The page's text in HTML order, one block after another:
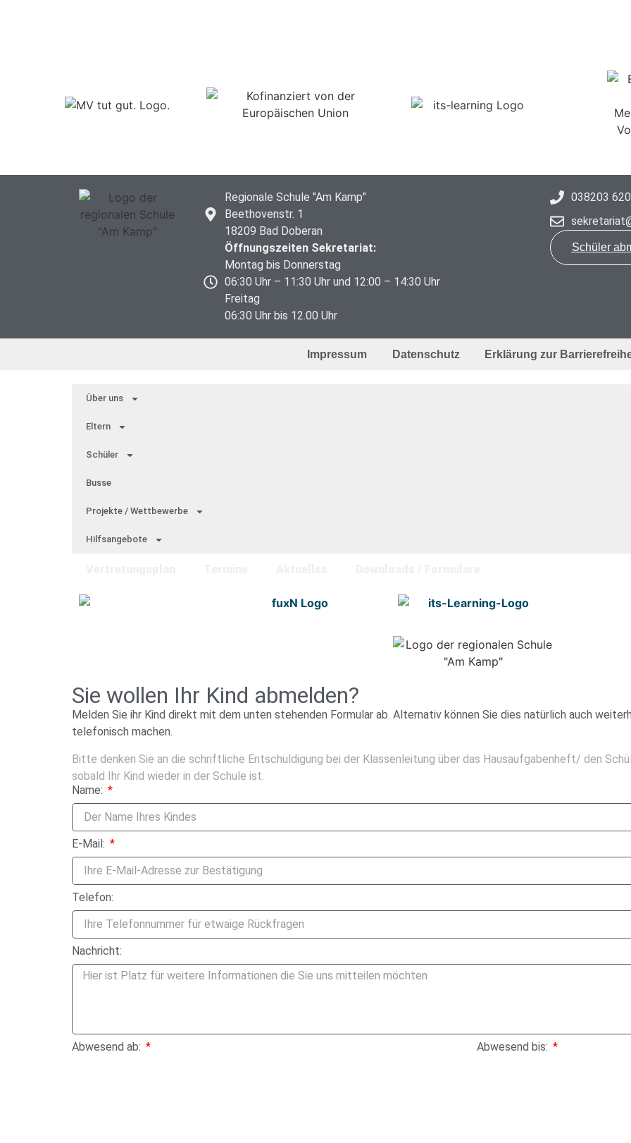
Regionale Schule "Am Kamp"
Beethovenstr. 1
18209 Bad Doberan
Öffnungszeiten Sekretariat:
Montag bis Donnerstag
06:30 Uhr – 11:30 Uhr und 12:00 – 14:30 Uhr
Freitag
06:30 Uhr bis 12.00 Uhr
038203
Schüler
Impressum Datenschutz Erklärung zur
Über uns
Eltern
Schü­ler
Bus­se
Pro­jek­te / Wett­be­wer­be
Hilfs­an­ge­bo­te
Sie wollen Ihr Kind abmelden?
Melden Sie ihr Kind direkt mit dem unten stehenden Formular ab. Alternativ können Sie dies natürlich auch
telefonisch machen.
Bitte denken Sie an die schriftliche Entschuldigung bei der Klassenleitung über das Hausaufgabenheft/ den
sobald Ihr Kind wieder in der Schule ist.
Name:
E-Mail:
Telefon:
Nachricht:
Abwesend ab: Abwesend bis: